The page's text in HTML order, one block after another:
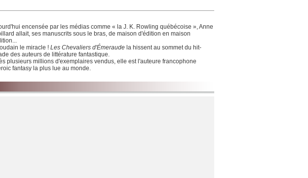
encensée par les médias comme « la J. K. Rowling québécoise », Anne
allait, ses manuscrits sous le bras, de maison d'édition en maison
le miracle ! Les Chevaliers d'Émeraude la hissent au sommet du hit-
des auteurs de littérature fantastique.
plusieurs millions d'exemplaires vendus, elle est l'auteure francophone
fantasy la plus lue au monde.